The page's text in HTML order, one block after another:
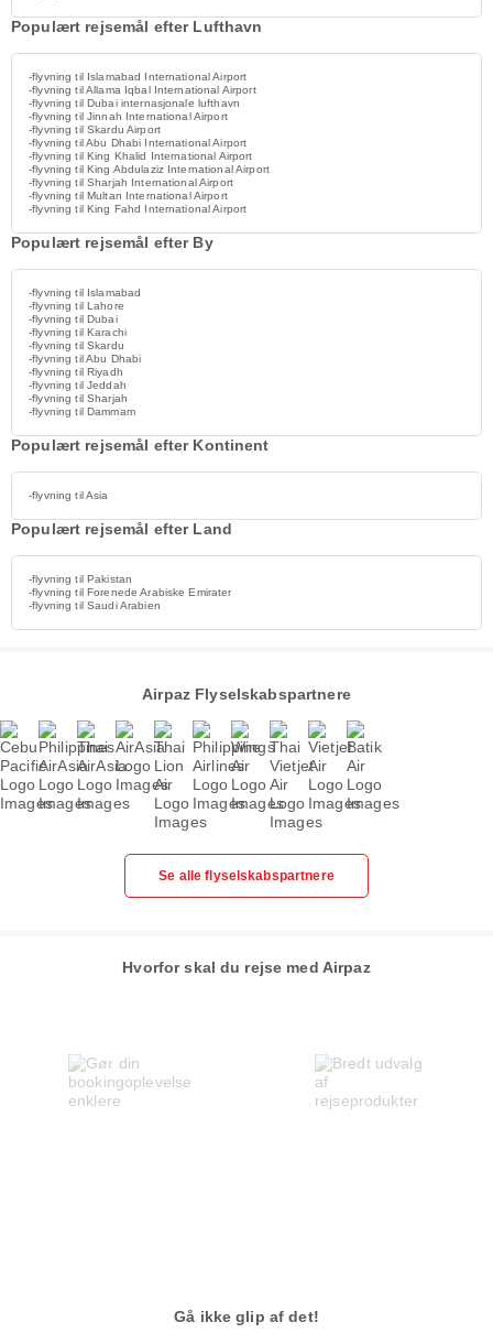
Populært rejsemål efter Lufthavn
-flyvning til Islamabad International Airport
-flyvning til Allama Iqbal International Airport
-flyvning til Dubai internasjonale lufthavn
-flyvning til Jinnah International Airport
-flyvning til Skardu Airport
-flyvning til Abu Dhabi International Airport
-flyvning til King Khalid International Airport
-flyvning til King Abdulaziz International Airport
-flyvning til Sharjah International Airport
-flyvning til Multan International Airport
-flyvning til King Fahd International Airport
Populært rejsemål efter By
-flyvning til Islamabad
-flyvning til Lahore
-flyvning til Dubai
-flyvning til Karachi
-flyvning til Skardu
-flyvning til Abu Dhabi
-flyvning til Riyadh
-flyvning til Jeddah
-flyvning til Sharjah
-flyvning til Dammam
Populært rejsemål efter Kontinent
-flyvning til Asia
Populært rejsemål efter Land
-flyvning til Pakistan
-flyvning til Forenede Arabiske Emirater
-flyvning til Saudi Arabien
Airpaz Flyselskabspartnere
Se alle flyselskabspartnere
Hvorfor skal du rejse med Airpaz
Gå ikke glip af det!